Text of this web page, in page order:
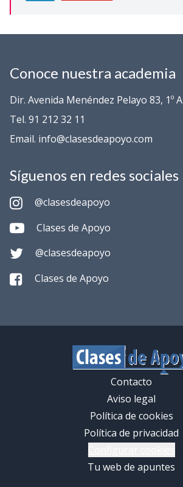
Conoce nuestra academia
Dir. Avenida Menéndez Pelayo 83, 1º A
Tel. 91 212 32 11
Email. info@clasesdeapoyo.com
Síguenos en redes sociales
@clasesdeapoyo
Clases de Apoyo
@clasesdeapoyo
Clases de Apoyo
Contacto
Aviso legal
Política de cookies
Política de privacidad
Tu web de apuntes